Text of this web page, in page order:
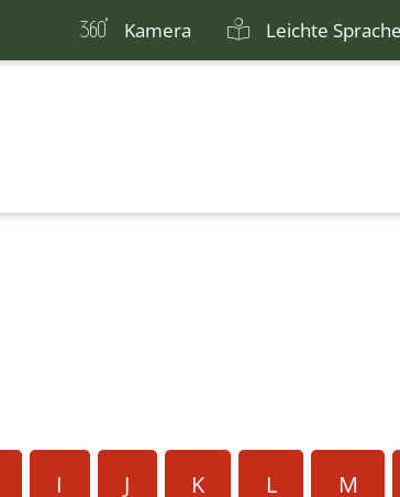
Kamera Leichte Sprache
I J K L M